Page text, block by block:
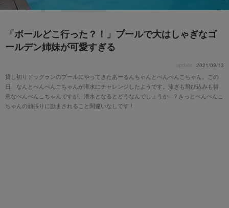
「ボールどこ行った？！」プールで大はしゃぎなゴ
ールデン姉妹が可愛すぎる
update 2021/08/13
貸し切りドッグランのプールにやってきたあーるんちゃんとぺんぺんこちゃん。この
日、なんとぺんぺんこちゃんが潜水にチャレンジしたようです。泳ぎも飛び込みも得
意なぺんぺんこちゃんですが、潜水となるとどうなんでしょうか···？きっとぺんぺんこ
ちゃんの頑張りに励まされること間違いなしです！